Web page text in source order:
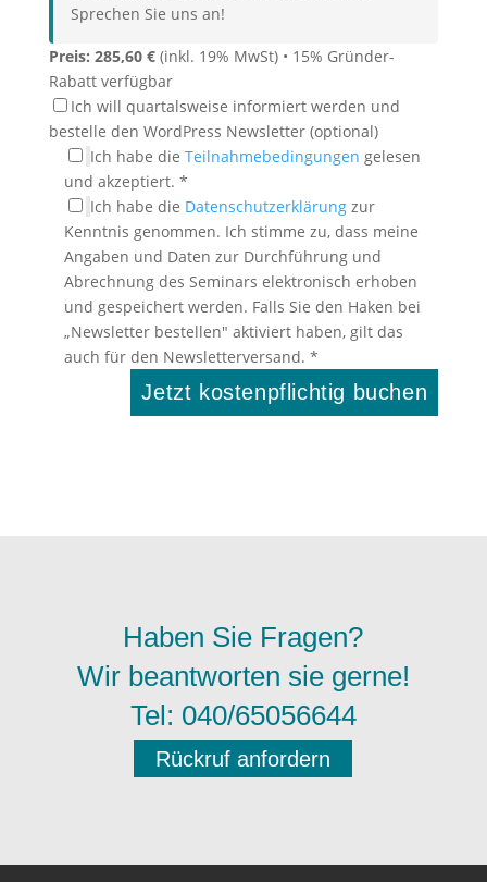
Sprechen Sie uns an!
Preis: 285,60 €(inkl. 19% MwSt) • 15% Gründer-
Rabatt verfügbar
Ich will quartalsweise informiert werden und
bestelle den WordPress Newsletter (optional)
Ich habe die Teilnahmebedingungen gelesen
und akzeptiert. *
Ich habe die Datenschutzerklärungzur
Kenntnis genommen. Ich stimme zu, dass meine
Angaben und Daten zur Durchführung und
Abrechnung des Seminars elektronisch erhoben
und gespeichert werden. Falls Sie den Haken bei
„Newsletter bestellen" aktiviert haben, gilt das
auch für den Newsletterversand. *
Haben Sie Fragen?
Wir beantworten sie gerne!
Tel: 040/65056644
Rückruf anfordern